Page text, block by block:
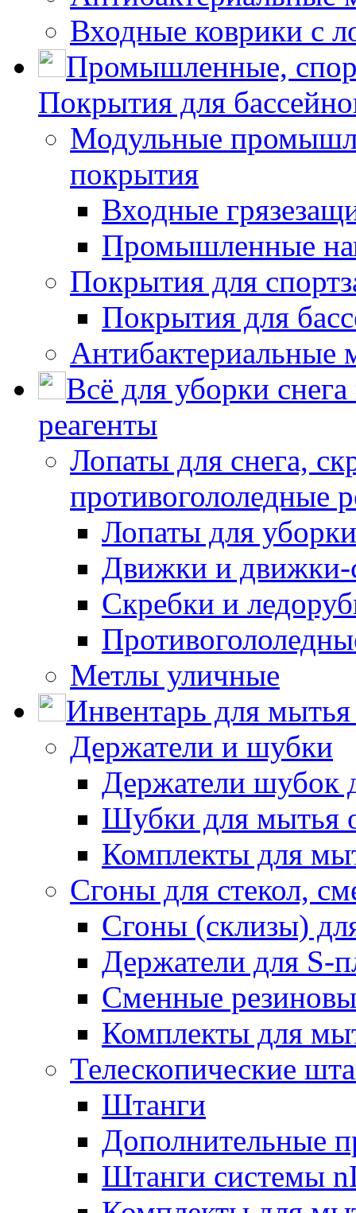
Входные коврики с
Промышленные,
Покрытия для
Модульные
покрытия
Входные
Промышленные
Покрытия для
Покрытия для
Антибактериальные
Всё для уборки
реагенты
Лопаты для снега,
противогололедные
Лопаты для
Движки и движки-
Скребки и
Метлы уличные
Инвентарь для мытья
Держатели и шубки
Держатели шубок
Шубки для мытья
Комплекты для
Сгоны для стекол,
Сгоны (склизы)
Держатели для S-
Сменные
Комплекты для
Телескопические
Штанги
Дополнительные
Штанги системы